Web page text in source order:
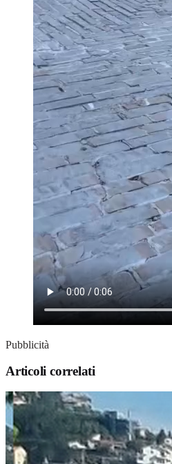
Pubblicità
Articoli correlati